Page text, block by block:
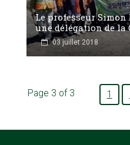
Le professeur
une délégation de la
03 juillet 2018
Page 3 of 3 1